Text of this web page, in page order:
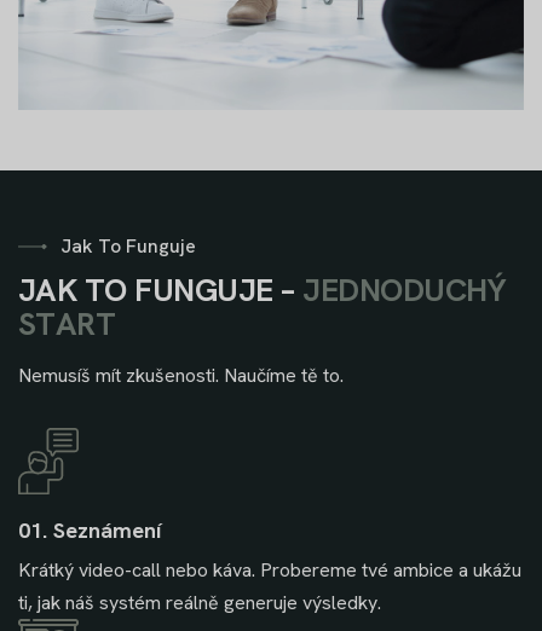
Jak To Funguje
JAK TO FUNGUJE – JEDNODUCHÝ
START
Nemusíš mít zkušenosti. Naučíme tě to.
01. Seznámení
Krátký video-call nebo káva. Probereme tvé ambice a ukážu
ti, jak náš systém reálně generuje výsledky.